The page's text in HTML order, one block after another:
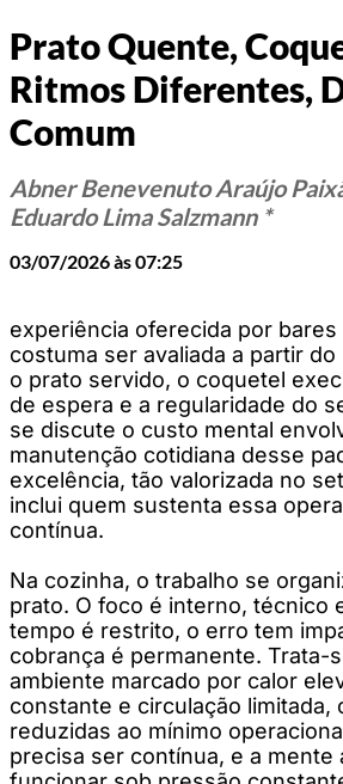
Prato Quente,
Ritmos Diferentes,
Comum
Abner Benevenuto Araújo
Eduardo Lima Salzmann *
03/07/2026 às 07:25
experiência oferecida por
costuma ser avaliada a partir
o prato servido, o coquetel
de espera e a regularidade do
se discute o custo mental
manutenção cotidiana desse
excelência, tão valorizada no
inclui quem sustenta essa
contínua.
Na cozinha, o trabalho se
prato. O foco é interno, técnico
tempo é restrito, o erro tem
cobrança é permanente. Trata-
ambiente marcado por calor
constante e circulação limitada,
reduzidas ao mínimo
precisa ser contínua, e a mente